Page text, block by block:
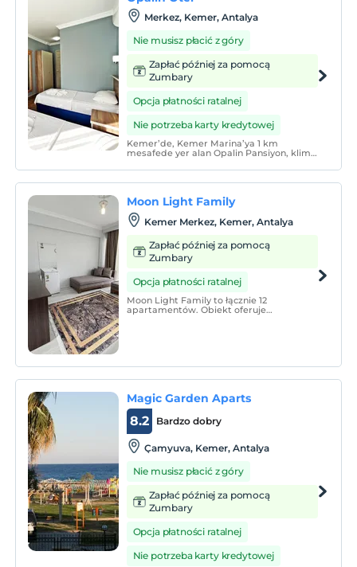
Merkez, Kemer, Antalya
Nie musisz płacić z góry
Zapłać później za pomocą
Zumbary
Opcja płatności ratalnej
Nie potrzeba karty kredytowej
Kemer’de, Kemer Marina’ya 1 km
mesafede yer alan Opalin Pansiyon, klima
konaklama birimleriyle hizmet
vermektedir. Balkonlu birimlerde TV ve
Moon Light Family
Kemer Merkez, Kemer, Antalya
Zapłać później za pomocą
Zumbary
Opcja płatności ratalnej
Moon Light Family to łącznie 12
apartamentów. Obiekt oferuje
Magic Garden Aparts
Bardzo dobry
8.2
Çamyuva, Kemer, Antalya
Nie musisz płacić z góry
Zapłać później za pomocą
Zumbary
Opcja płatności ratalnej
Nie potrzeba karty kredytowej